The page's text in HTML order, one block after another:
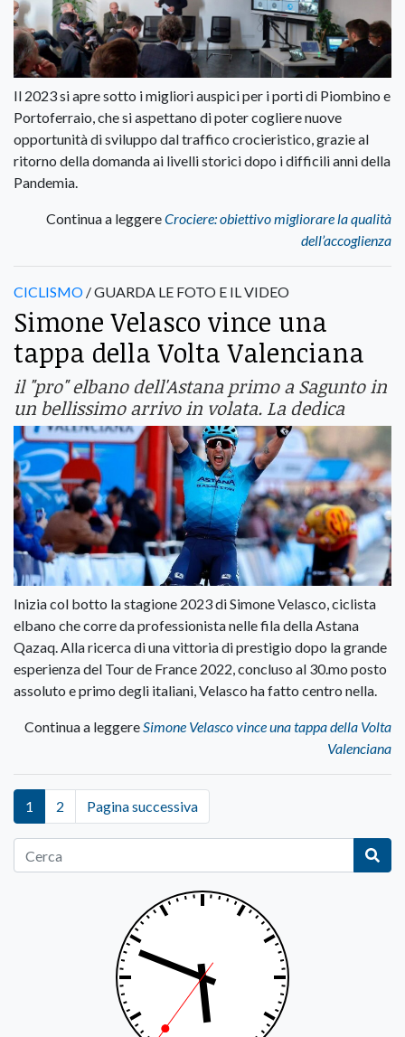
Il 2023 si apre sotto i migliori auspici per i porti di Piombino e
Portoferraio, che si aspettano di poter cogliere nuove
opportunità di sviluppo dal traffico crocieristico, grazie al
ritorno della domanda ai livelli storici dopo i difficili anni della
Pandemia.
Continua a leggereCrociere: obiettivo migliorare la qualità
dell’accoglienza
CICLISMO / GUARDA LE FOTO E IL VIDEO
Simone Velasco vince una
tappa della Volta Valenciana
il "pro" elbano dell'Astana primo a Sagunto in
un bellissimo arrivo in volata. La dedica
Inizia col botto la stagione 2023 di Simone Velasco, ciclista
elbano che corre da professionista nelle fila della Astana
Qazaq. Alla ricerca di una vittoria di prestigio dopo la grande
esperienza del Tour de France 2022, concluso al 30.mo posto
assoluto e primo degli italiani, Velasco ha fatto centro nella.
Continua a leggereSimone Velasco vince una tappa della Volta
Valenciana
1 2 Pagina successiva